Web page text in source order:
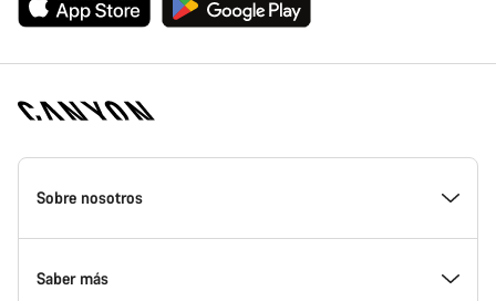
Canyon
Homepage
Sobre nosotros
Conoce Canyon
Saber más